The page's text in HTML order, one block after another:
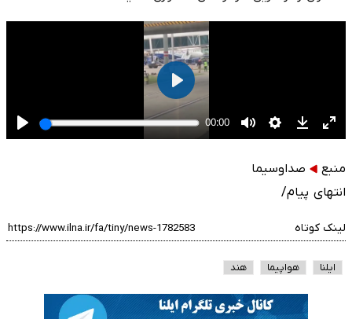
منبع
صداوسیما
انتهای پیام/
لینک کوتاه
ایلنا هواپیما هند